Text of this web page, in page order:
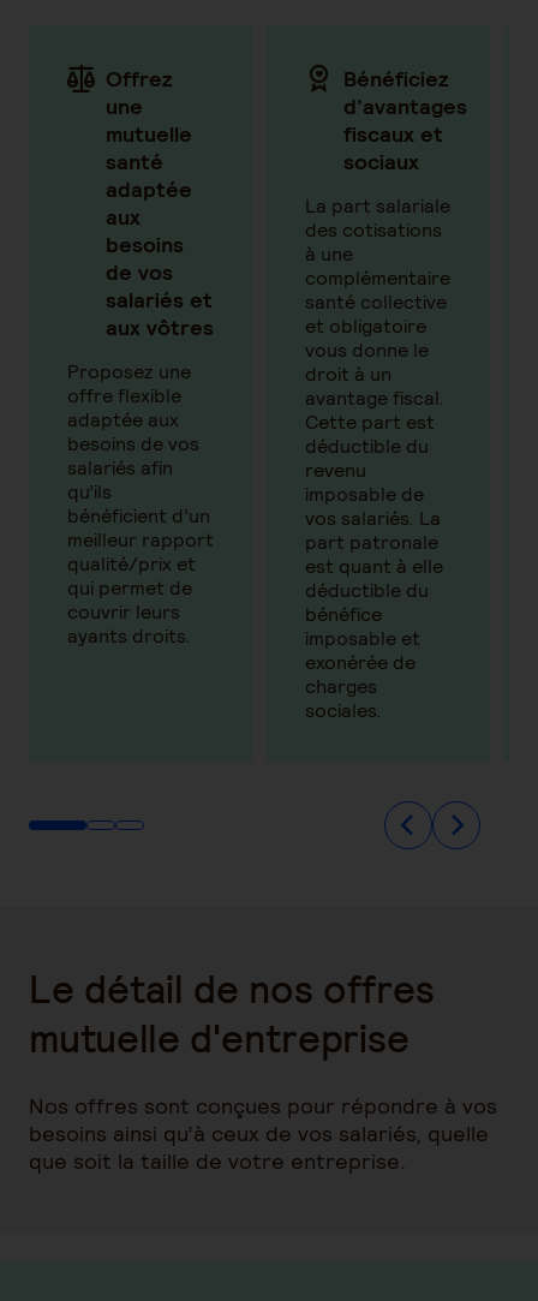
Offrez
une
mutuelle
santé
adaptée
aux
besoins
de vos
salariés et
aux vôtres
Proposez une
offre flexible
adaptée aux
besoins de vos
salariés afin
qu’ils
bénéficient d’un
meilleur rapport
qualité/prix et
qui permet de
couvrir leurs
ayants droits.
Bénéficiez
d’avantages
fiscaux et
sociaux
La part salariale
des cotisations
à une
complémentaire
santé collective
et obligatoire
vous donne le
droit à un
avantage fiscal.
Cette part est
déductible du
revenu
imposable de
vos salariés. La
part patronale
est quant à elle
déductible du
bénéfice
imposable et
exonérée de
charges
sociales.
Le détail de nos offres
mutuelle d'entreprise
Nos offres sont conçues pour répondre à vos
besoins ainsi qu’à ceux de vos salariés, quelle
que soit la taille de votre entreprise.